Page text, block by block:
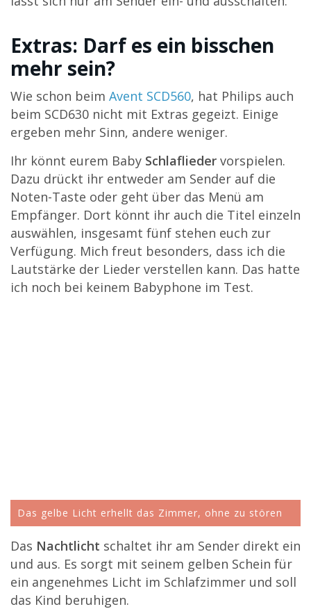
Extras: Darf es ein bisschen
mehr sein?
Wie schon beim Avent SCD560, hat Philips auch
beim SCD630 nicht mit Extras gegeizt. Einige
ergeben mehr Sinn, andere weniger.
Ihr könnt eurem Baby Schlaflieder vorspielen.
Dazu drückt ihr entweder am Sender auf die
Noten-Taste oder geht über das Menü am
Empfänger. Dort könnt ihr auch die Titel einzeln
auswählen, insgesamt fünf stehen euch zur
Verfügung. Mich freut besonders, dass ich die
Lautstärke der Lieder verstellen kann. Das hatte
ich noch bei keinem Babyphone im Test.
Das gelbe Licht erhellt das Zimmer, ohne zu stören
Das Nachtlicht schaltet ihr am Sender direkt ein
und aus. Es sorgt mit seinem gelben Schein für
ein angenehmes Licht im Schlafzimmer und soll
das Kind beruhigen.